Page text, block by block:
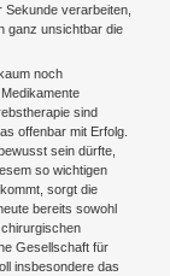
verarbeiten,
ganz unsichtbar die
noch
sind
offenbar mit Erfolg.
sein dürfte,
so wichtigen
sorgt die
bereits sowohl
Gesellschaft für
insbesondere das